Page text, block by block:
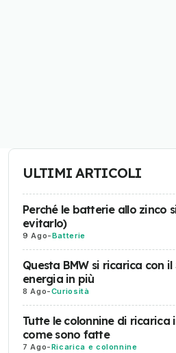
ULTIMI ARTICOLI
Perché le batterie allo zinco
evitarlo)
9 Ago-Batterie
Questa BMW si ricarica con
energia in più
8 Ago-Curiosità
Tutte le colonnine di ricarica
come sono fatte
7 Ago-Ricarica e colonnine